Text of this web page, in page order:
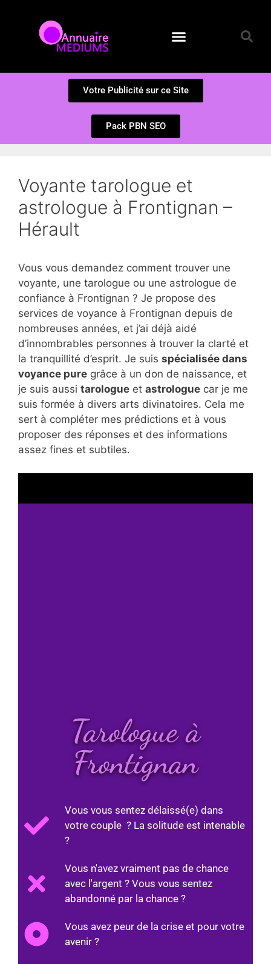
Votre Publicité sur ce Site
Pack PBN SEO
Voyante tarologue et
astrologue à Frontignan –
Hérault
Vous vous demandez comment trouver une
voyante, une tarologue ou une astrologue de
confiance à Frontignan ? Je propose des
services de voyance à Frontignan depuis de
nombreuses années, et j’ai déjà aidé
d’innombrables personnes à trouver la clarté et
la tranquillité d’esprit. Je suis spécialisée dans
voyance pure grâce à un don de naissance, et
je suis aussi tarologue et astrologue car je me
suis formée à divers arts divinatoires. Cela me
sert à compléter mes prédictions et à vous
proposer des réponses et des informations
assez fines et subtiles.
Tarologue à
Frontignan
Vous vous sentez délaissé(e) dans
votre couple ? La solitude est intenable
?
Vous n'avez vraiment pas de chance
avec l'argent ? Vous vous sentez
abandonné par la chance ?
Vous avez peur de la crise et pour votre
avenir ?